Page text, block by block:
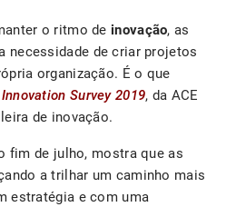
o ritmo de inovação, as
necessidade de criar projetos
organização. É o que
Survey 2019, da ACE
de inovação.
fim de julho, mostra que as
a trilhar um caminho mais
estratégia e com uma